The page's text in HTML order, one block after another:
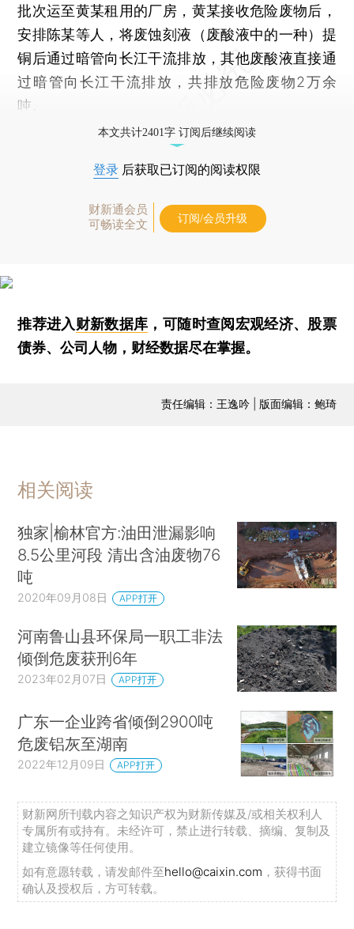
批次运至黄某租用的厂房，黄某接收危险废物后，
安排陈某等人，将废蚀刻液（废酸液中的一种）提
铜后通过暗管向长江干流排放，其他废酸液直接通
过暗管向长江干流排放，共排放危险废物2万余
吨。
本文共计2401字 订阅后继续阅读
登录 后获取已订阅的阅读权限
财新通会员
可畅读全文
订阅/会员升级
推荐进入财新数据库 ，可随时查阅宏观经济、股票
债券、公司人物，财经数据尽在掌握。
责任编辑：王逸吟 | 版面编辑：鲍琦
相关阅读
独家|榆林官方:油田泄漏影响
8.5公里河段 清出含油废物76
吨
2020年09月08日 APP打开
河南鲁山县环保局一职工非法
倾倒危废获刑6年
2023年02月07日 APP打开
广东一企业跨省倾倒2900吨
危废铝灰至湖南
2022年12月09日 APP打开
财新网所刊载内容之知识产权为财新传媒及/或相关权利人
专属所有或持有。未经许可，禁止进行转载、摘编、复制及
建立镜像等任何使用。
如有意愿转载，请发邮件至hello@caixin.com ，获得书面
确认及授权后，方可转载。